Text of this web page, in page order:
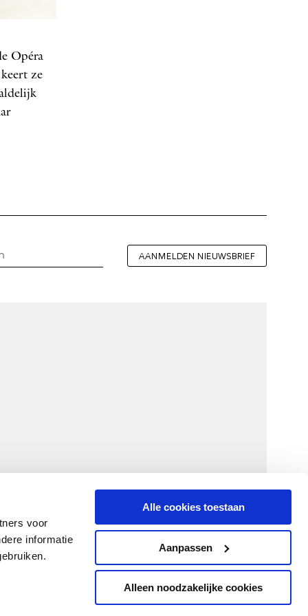
voor
informatie
Alle cookies toestaan
Aanpassen
Alleen noodzakelijke cookies
Opéra
ze
AANMELDEN NIEUWSBRIEF